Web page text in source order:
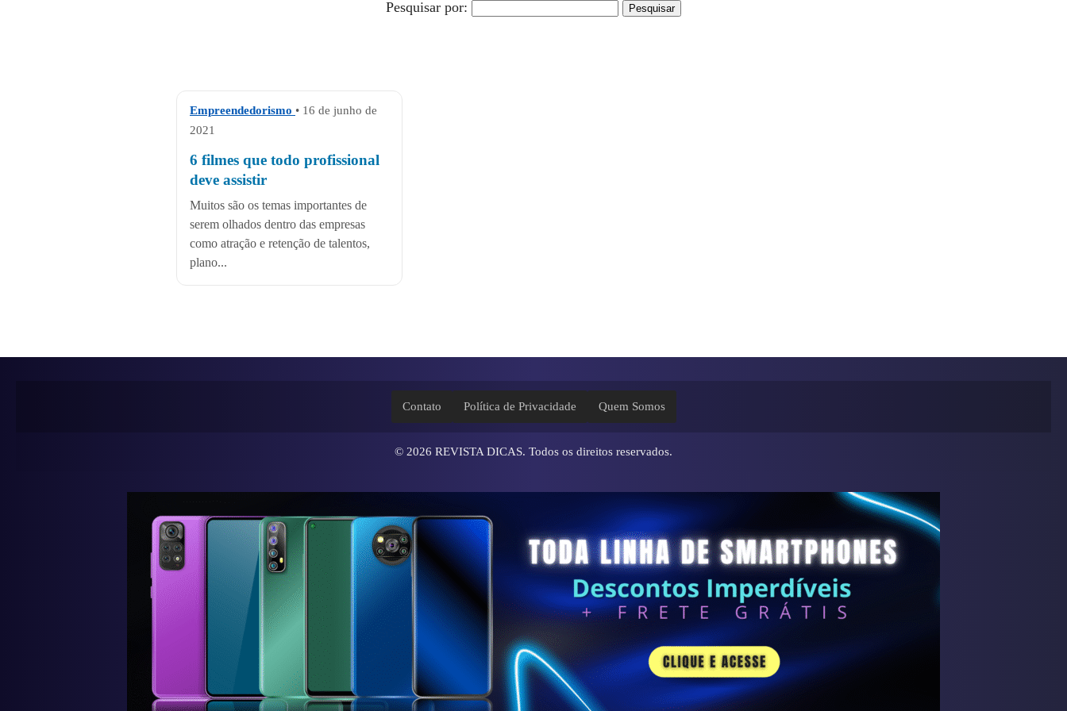
Pesquisar por:
Empreendedorismo • 16 de junho de
2021
6 filmes que todo profissional
deve assistir
Muitos são os temas importantes de
serem olhados dentro das empresas
como atração e retenção de talentos,
plano...
Contato Política de Privacidade Quem Somos
© 2026 REVISTA DICAS. Todos os direitos reservados.